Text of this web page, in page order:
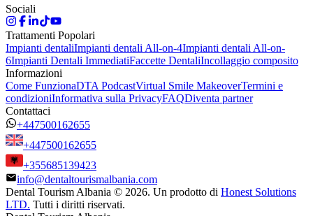
Sociali
Trattamenti Popolari
Impianti dentaliImpianti dentali All-on-4Impianti dentali All-on-
6Impianti Dentali ImmediatiFaccette DentaliIncollaggio composito
Informazioni
Come FunzionaDTA PodcastVirtual Smile MakeoverTermini e
condizioniInformativa sulla PrivacyFAQDiventa partner
Contattaci
+447500162655
+447500162655
+355685139423
info@dentaltourismalbania.com
Dental Tourism Albania © 2026. Un prodotto di Honest Solutions
LTD. Tutti i diritti riservati.